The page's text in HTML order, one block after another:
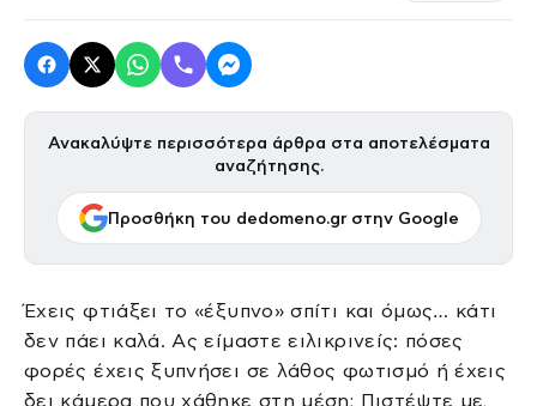
Ανακαλύψτε περισσότερα άρθρα στα αποτελέσματα
αναζήτησης.
Προσθήκη του dedomeno.gr στην Google
Έχεις φτιάξει το «έξυπνο» σπίτι και όμως… κάτι
δεν πάει καλά. Ας είμαστε ειλικρινείς: πόσες
φορές έχεις ξυπνήσει σε λάθος φωτισμό ή έχεις
δει κάμερα που χάθηκε στη μέση; Πιστέψτε με,